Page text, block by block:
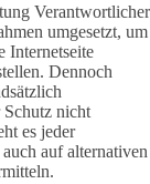
Verantwortlicher
umgesetzt, um
Internetseite
Dennoch
Schutz nicht
es jeder
auf alternativen